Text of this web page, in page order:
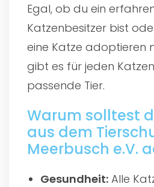
Egal, ob du ein
Katzenbesitzer bist
eine Katze adoptieren
gibt es für jeden
passende Tier.
Warum solltest
aus dem
Meerbusch e.V.
Gesundheit: Alle